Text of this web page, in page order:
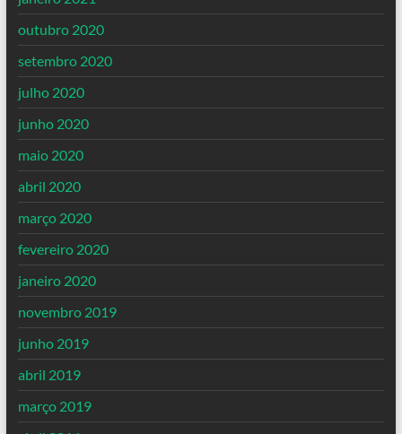
outubro 2020
setembro 2020
julho 2020
junho 2020
maio 2020
abril 2020
março 2020
fevereiro 2020
janeiro 2020
novembro 2019
junho 2019
abril 2019
março 2019